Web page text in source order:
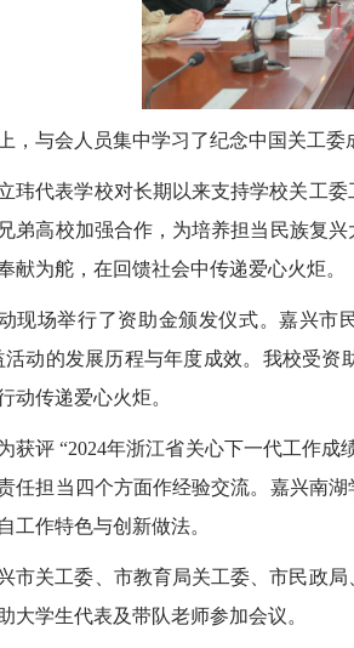
，与会人员集中学习了纪念中国关工委
玮代表学校对长期以来支持学校关工
弟高校加强合作，为培养担当民族复
献为舵，在回馈社会中传递爱心火炬。
现场举行了资助金颁发仪式。嘉兴市
活动的发展历程与年度成效。我校受
动传递爱心火炬。
获评 “2024年浙江省关心下一代工作
任担当四个方面作经验交流。嘉兴南
工作特色与创新做法。
市关工委、市教育局关工委、市民政
大学生代表及带队老师参加会议。